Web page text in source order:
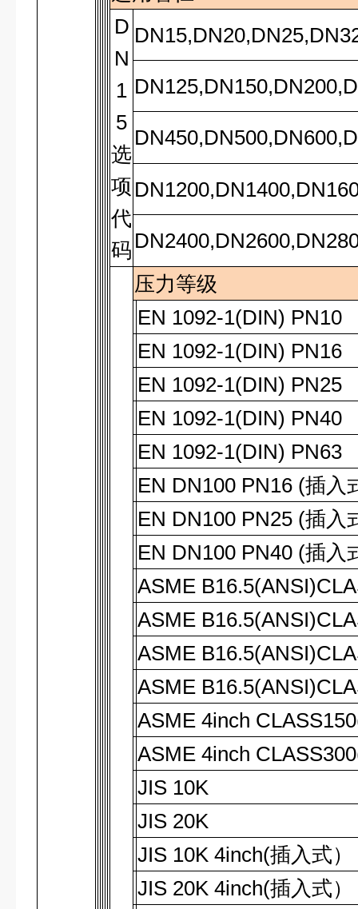
D
N
1
5
选
项
代
码
压力等级
EN 1092-1(DIN) PN10
EN 1092-1(DIN) PN16
EN 1092-1(DIN) PN25
EN 1092-1(DIN) PN40
EN 1092-1(DIN) PN63
EN DN100 PN16 (插入
EN DN100 PN25 (插入
EN DN100 PN40 (插入
ASME
ASME
ASME
ASME
ASME 4inch
ASME 4inch
JIS 10K
JIS 20K
JIS 10K 4inch(插入式）
JIS 20K 4inch(插入式）